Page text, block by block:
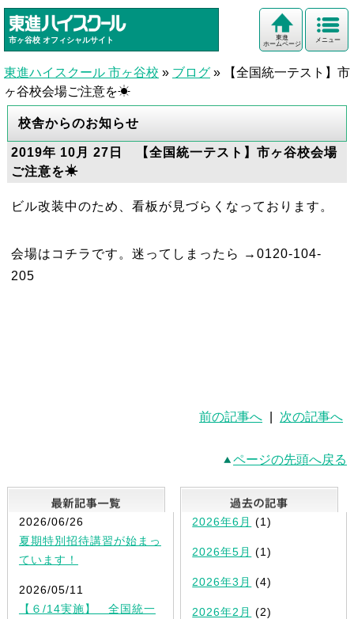
市ヶ谷校 オフィシャルサイト メニュー
東進
ホームページ
東進ハイスクール 市ヶ谷校 » ブログ »
【全国統一テスト】市
ヶ谷校会場ご注意を☀
校舎からのお知らせ
2019年 10月 27日 【全国統一テスト】市ヶ谷校会場
ご注意を☀
ビル改装中のため、看板が見づらくなっております。
会場はコチラです。迷ってしまったら →0120-104-
205
前の記事へ 次の記事へ
ページの先頭へ戻る
最新記事一覧
2026/06/26
夏期特別招待講習が始まっ
ています！
2026/05/11
【６/14実施】 全国統一
2026年6月 (1)
2026年5月 (1)
2026年3月 (4)
2026年2月 (2)